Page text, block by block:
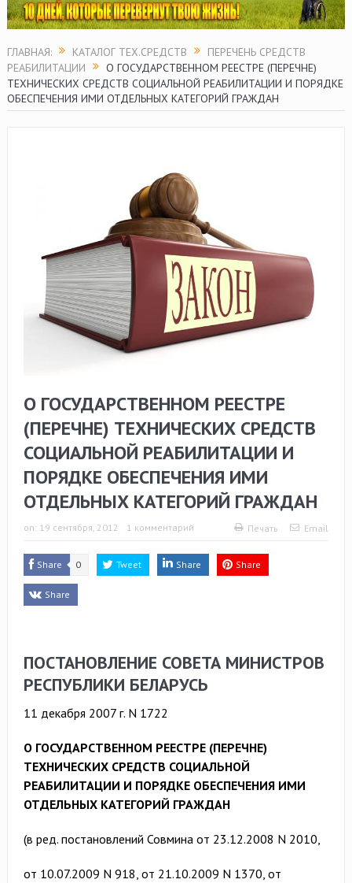
ГЛАВНАЯ: КАТАЛОГ ТЕХ.СРЕДСТВ
ПЕРЕЧЕНЬ СРЕДСТВ
РЕАБИЛИТАЦИИ
О ГОСУДАРСТВЕННОМ РЕЕСТРЕ (ПЕРЕЧНЕ)
ТЕХНИЧЕСКИХ СРЕДСТВ СОЦИАЛЬНОЙ РЕАБИЛИТАЦИИ И ПОРЯДКЕ
ОБЕСПЕЧЕНИЯ ИМИ ОТДЕЛЬНЫХ КАТЕГОРИЙ ГРАЖДАН
О ГОСУДАРСТВЕННОМ РЕЕСТРЕ
(ПЕРЕЧНЕ) ТЕХНИЧЕСКИХ СРЕДСТВ
СОЦИАЛЬНОЙ РЕАБИЛИТАЦИИ И
ПОРЯДКЕ ОБЕСПЕЧЕНИЯ ИМИ
ОТДЕЛЬНЫХ КАТЕГОРИЙ ГРАЖДАН
on: 19 сентября, 2012 1 комментарий Печать Email
Share 0 Tweet Share Share
Share
ПОСТАНОВЛЕНИЕ СОВЕТА МИНИСТРОВ
РЕСПУБЛИКИ БЕЛАРУСЬ
11 декабря 2007 г. N 1722
О ГОСУДАРСТВЕННОМ РЕЕСТРЕ (ПЕРЕЧНЕ)
ТЕХНИЧЕСКИХ СРЕДСТВ СОЦИАЛЬНОЙ
РЕАБИЛИТАЦИИ И ПОРЯДКЕ ОБЕСПЕЧЕНИЯ ИМИ
ОТДЕЛЬНЫХ КАТЕГОРИЙ ГРАЖДАН
(в ред. постановлений Совмина от 23.12.2008 N 2010,
от 10.07.2009 N 918, от 21.10.2009 N 1370, от